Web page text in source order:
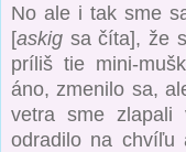
No ale i tak sme
[askig sa číta], že
príliš tie mini-
áno, zmenilo sa,
vetra sme
odradilo na chvíľu